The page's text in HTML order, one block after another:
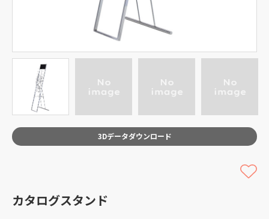
3Dデータダウンロード
カタログスタンド